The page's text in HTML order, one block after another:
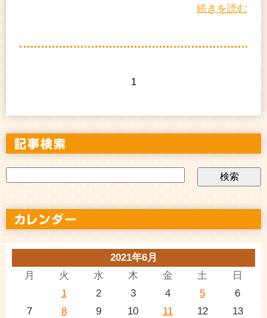
続きを読む
1
2021年6月
月
火 水 木 金 土 日
1 2 3 4 5
6
7
8 9 10 11 12
13